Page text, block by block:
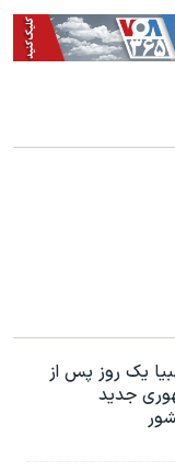
یک روز پس از
جدید